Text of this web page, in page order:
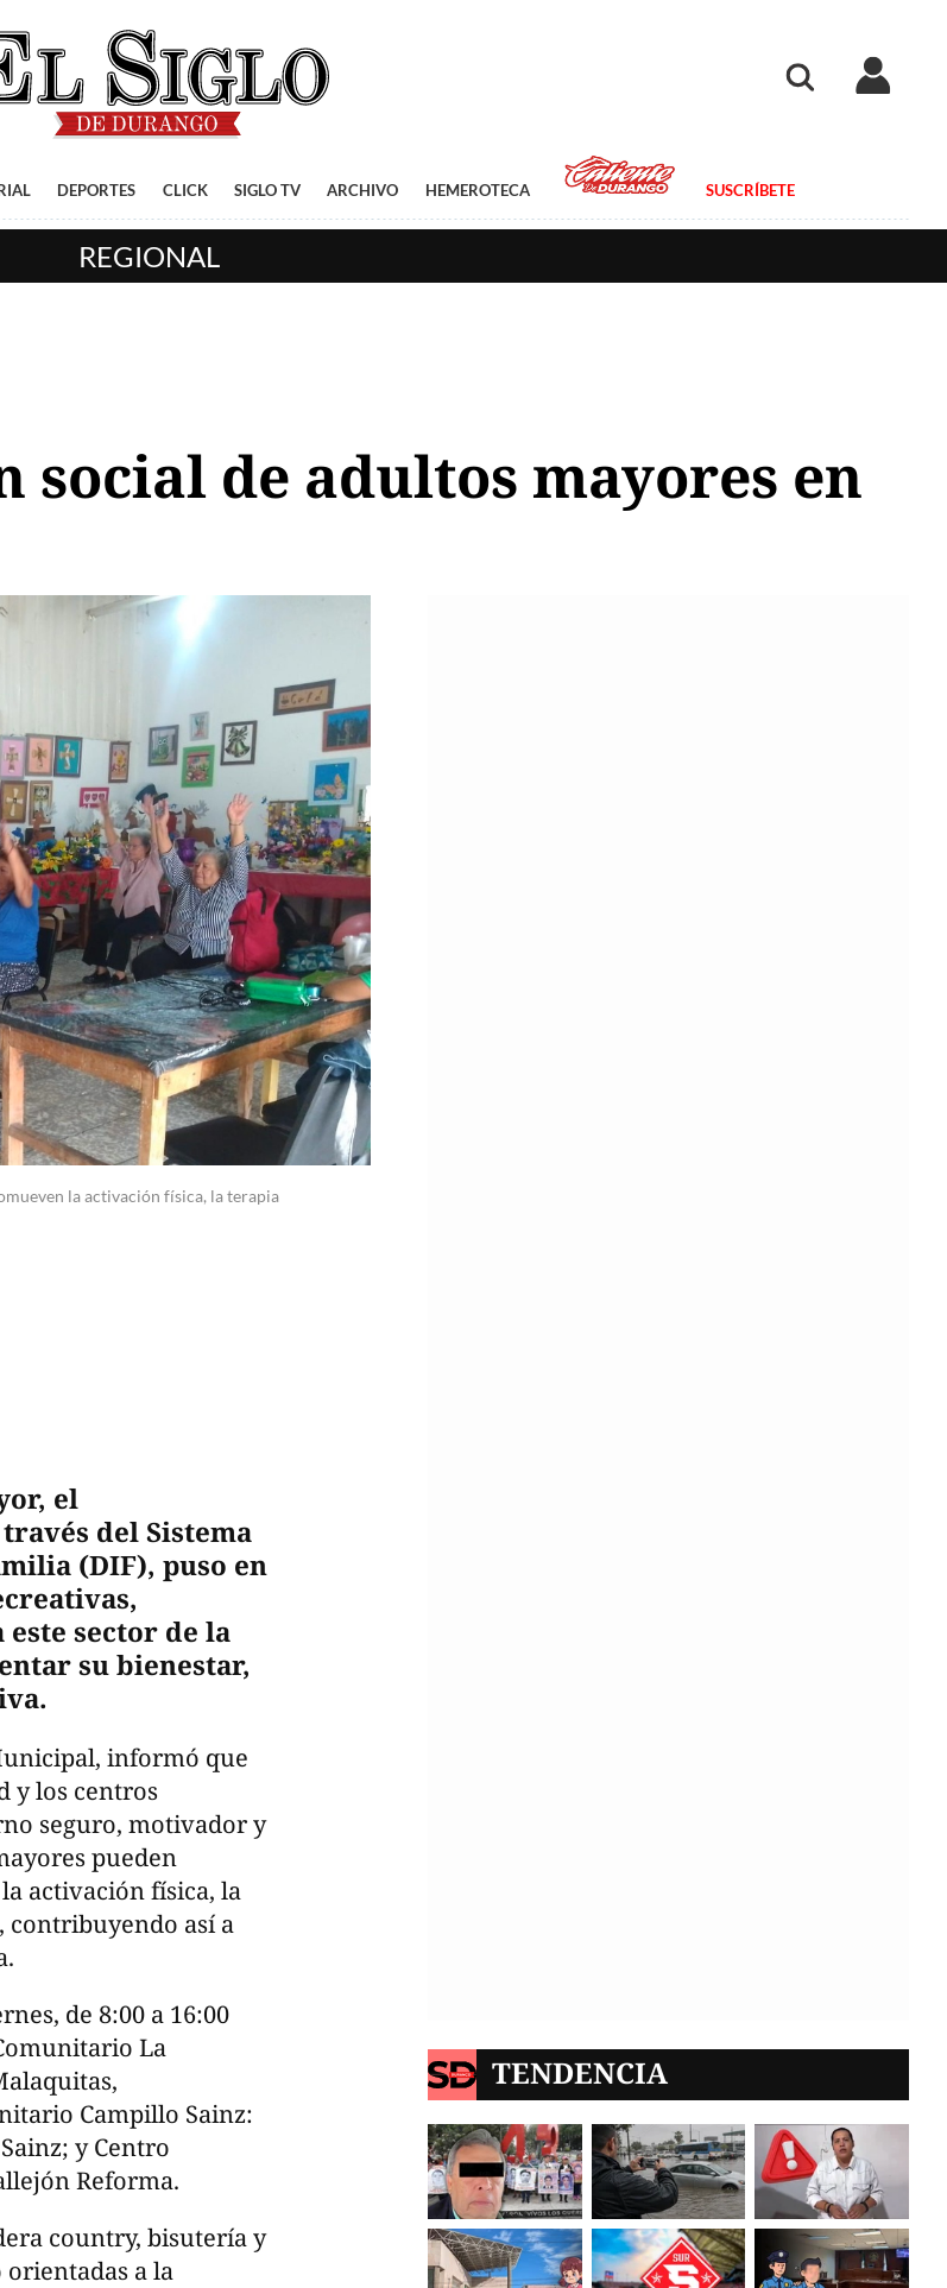
DEPORTES CLICK SIGLO TV ARCHIVO HEMEROTECA SUSCRÍBETE
REGIONAL
social de adultos mayores en
la activación física, la terapia
el
del Sistema
(DIF), puso en
sector de la
su bienestar,
informó que
y los centros
seguro, motivador y
pueden
activación física, la
contribuyendo así a
de 8:00 a 16:00
La
Campillo Sainz:
y Centro
Reforma.
country, bisutería y
orientadas a la
TENDENCIA